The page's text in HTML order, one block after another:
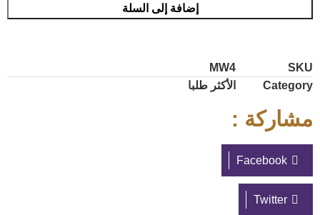
إضافة إلى السلة
SKU
MW4
Category
الأكثر طلبا
مشاركة :
Facebook
Twitter